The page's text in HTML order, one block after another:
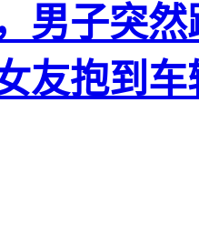
男子突
友抱到